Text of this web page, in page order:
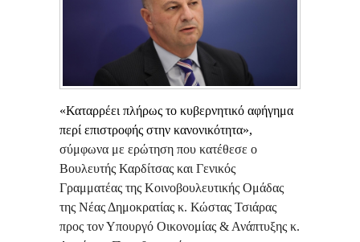
«Καταρρέει πλήρως το κυβερνητικό αφήγημα
περί επιστροφής στην κανονικότητα»,
σύμφωνα με ερώτηση που κατέθεσε ο
Βουλευτής Καρδίτσας και Γενικός
Γραμματέας της Κοινοβουλευτικής Ομάδας
της Νέας Δημοκρατίας κ. Κώστας Τσιάρας
προς τον Υπουργό Οικονομίας & Ανάπτυξης κ.